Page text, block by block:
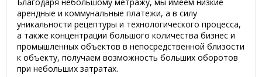
арендные и коммунальные платежи, а в силу
уникальности рецептуры и технологического процесса,
а также концентрации большого количества бизнес и
промышленных объектов в непосредственной близости
к объекту, получаем возможность больших оборотов
при небольших затратах.